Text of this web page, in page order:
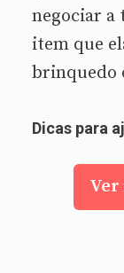
negociar a
item que
brinquedo
Dicas para
Ver